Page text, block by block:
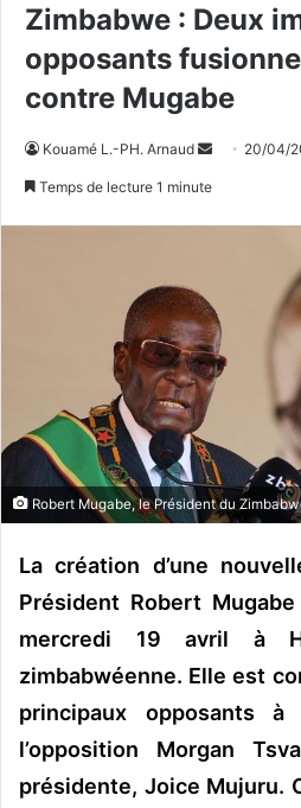
Zimbabwe : Deux
opposants
contre Mugabe
Kouamé L.-PH. Arnaud
r
u
n
u
r
r
20/04/
Temps de lecture 1 minute
Robert Mugabe, le Président du
La création d’une
Président Robert
mercredi 19 avril à
zimbabwéenne. Elle est
principaux opposants
l’opposition Morgan
présidente, Joice Mujuru.